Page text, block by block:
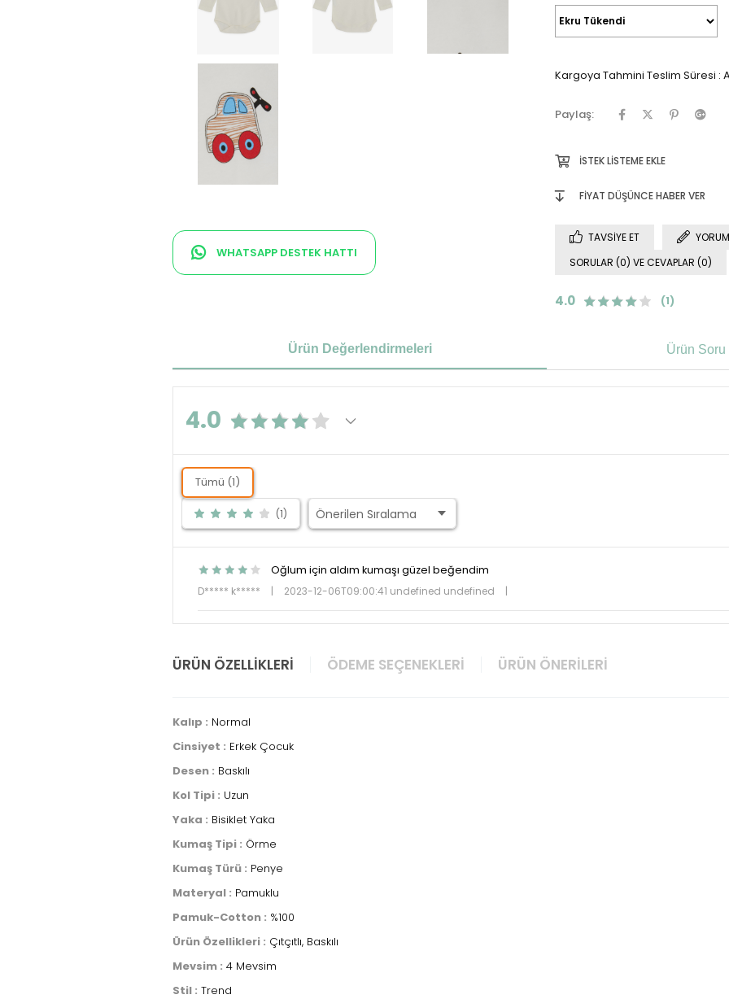
WHATSAPP DESTEK HATTI
Kargoya Tahmini Teslim Süresi :
Paylaş:
İSTEK LISTEME EKLE
FIYAT DÜŞÜNCE HABER VER
TAVSIYE ET
SORULAR (0) VE CEVAPLAR (0)
4.0 (1)
Ürün Değerlendirmeleri Ürün Soru
4.0
Tümü (1)
(1)
Oğlum için aldım kumaşı güzel beğendim
D***** k*****
| 2023-12-06T09:00:41 undefined undefined |
ÜRÜN ÖZELLIKLERI ÖDEME SEÇENEKLERI ÜRÜN ÖNERILERI
Kalıp : Normal
Cinsiyet : Erkek Çocuk
Desen : Baskılı
Kol Tipi : Uzun
Yaka : Bisiklet Yaka
Kumaş Tipi : Örme
Kumaş Türü : Penye
Materyal : Pamuklu
Pamuk-Cotton : %100
Ürün Özellikleri : Çıtçıtlı, Baskılı
Mevsim : 4 Mevsim
Stil : Trend